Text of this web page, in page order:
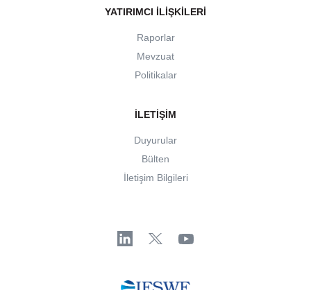
YATIRIMCI İLIŞKILERI
Raporlar
Mevzuat
Politikalar
İLETIŞIM
Duyurular
Bülten
İletişim Bilgileri